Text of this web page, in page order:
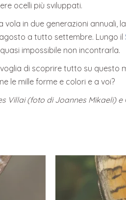
ocelli più sviluppati.
vola in due generazioni annuali,
a tutto settembre. Lungo il
impossibile non incontrarla.
di scoprire tutto su questo
le mille forme e colori e a voi?
Villai (foto di Joannes Mikaeli)